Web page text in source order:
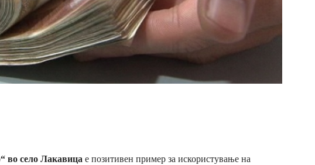
во село Лакавица е позитивен пример за искористување на